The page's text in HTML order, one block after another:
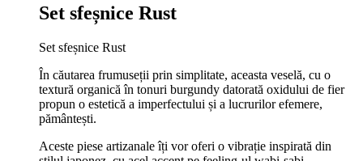
Set sfeșnice Rust
Set sfeșnice Rust
În căutarea frumuseții prin simplitate, aceasta veselă, cu o
textură organică în tonuri burgundy datorată oxidului de fier
propun o estetică a imperfectului și a lucrurilor efemere,
pământești.
Aceste piese artizanale îți vor oferi o vibrație inspirată din